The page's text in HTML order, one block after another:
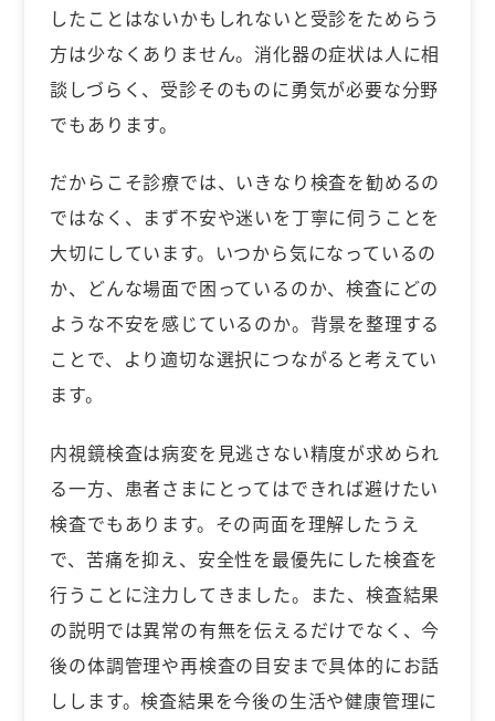
したことはないかもしれないと受診をためらう
方は少なくありません。消化器の症状は人に相
談しづらく、受診そのものに勇気が必要な分野
でもあります。
だからこそ診療では、いきなり検査を勧めるの
ではなく、まず不安や迷いを丁寧に伺うことを
大切にしています。いつから気になっているの
か、どんな場面で困っているのか、検査にどの
ような不安を感じているのか。背景を整理する
ことで、より適切な選択につながると考えてい
ます。
内視鏡検査は病変を見逃さない精度が求められ
る一方、患者さまにとってはできれば避けたい
検査でもあります。その両面を理解したうえ
で、苦痛を抑え、安全性を最優先にした検査を
行うことに注力してきました。また、検査結果
の説明では異常の有無を伝えるだけでなく、今
後の体調管理や再検査の目安まで具体的にお話
しします。検査結果を今後の生活や健康管理に